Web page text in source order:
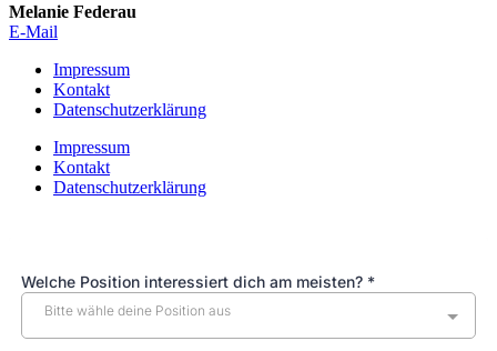
Melanie Federau
E-Mail
Impressum
Kontakt
Datenschutzerklärung
Impressum
Kontakt
Datenschutzerklärung